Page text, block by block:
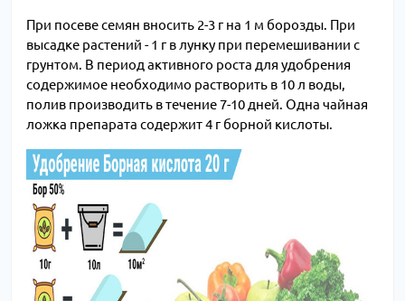
При посеве семян вносить 2-3 г на 1 м борозды. При
высадке растений - 1 г в лунку при перемешивании с
грунтом. В период активного роста для удобрения
содержимое необходимо растворить в 10 л воды,
полив производить в течение 7-10 дней. Одна чайная
ложка препарата содержит 4 г борной кислоты.